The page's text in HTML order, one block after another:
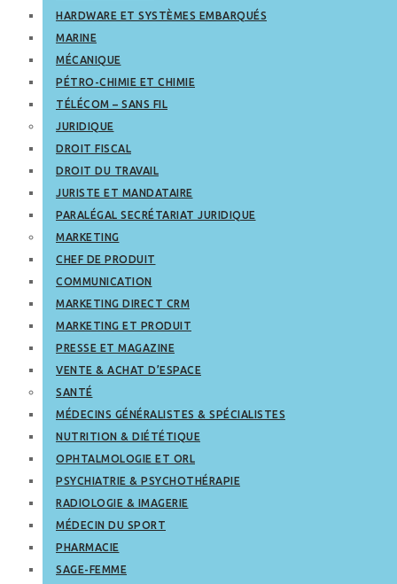
HARDWARE ET SYSTÈMES EMBARQUÉS
MARINE
MÉCANIQUE
PÉTRO-CHIMIE ET CHIMIE
TÉLÉCOM – SANS FIL
JURIDIQUE
DROIT FISCAL
DROIT DU TRAVAIL
JURISTE ET MANDATAIRE
PARALÉGAL SECRÉTARIAT JURIDIQUE
MARKETING
CHEF DE PRODUIT
COMMUNICATION
MARKETING DIRECT CRM
MARKETING ET PRODUIT
PRESSE ET MAGAZINE
VENTE & ACHAT D’ESPACE
SANTÉ
MÉDECINS GÉNÉRALISTES & SPÉCIALISTES
NUTRITION & DIÉTÉTIQUE
OPHTALMOLOGIE ET ORL
PSYCHIATRIE & PSYCHOTHÉRAPIE
RADIOLOGIE & IMAGERIE
MÉDECIN DU SPORT
PHARMACIE
SAGE-FEMME